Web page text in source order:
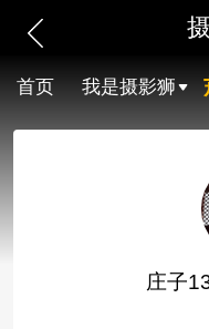
首页 我是摄影狮
庄子